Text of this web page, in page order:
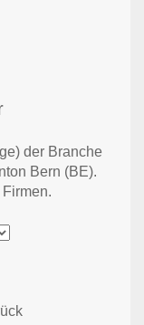
der Branche
Bern (BE).